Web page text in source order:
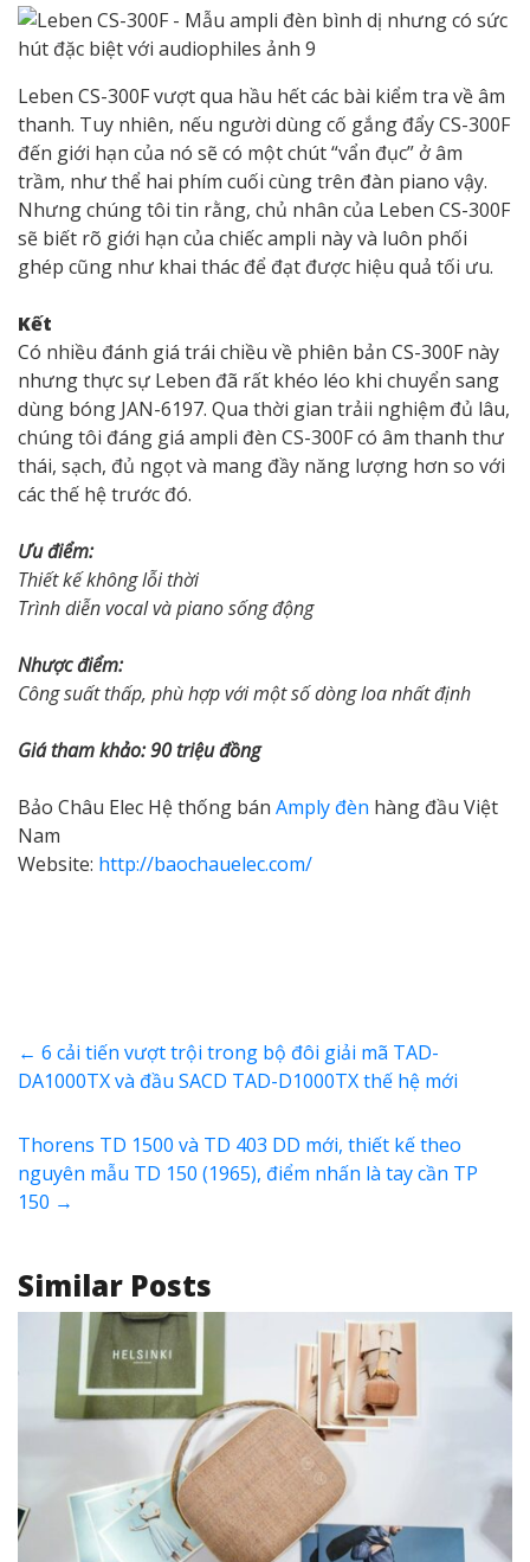
Leben CS-300F vượt qua hầu hết các bài kiểm tra về âm
thanh. Tuy nhiên, nếu người dùng cố gắng đẩy CS-300F
đến giới hạn của nó sẽ có một chút “vẩn đục” ở âm
trầm, như thể hai phím cuối cùng trên đàn piano vậy.
Nhưng chúng tôi tin rằng, chủ nhân của Leben CS-300F
sẽ biết rõ giới hạn của chiếc ampli này và luôn phối
ghép cũng như khai thác để đạt được hiệu quả tối ưu.
Kết
Có nhiều đánh giá trái chiều về phiên bản CS-300F này
nhưng thực sự Leben đã rất khéo léo khi chuyển sang
dùng bóng JAN-6197. Qua thời gian trảii nghiệm đủ lâu,
chúng tôi đáng giá ampli đèn CS-300F có âm thanh thư
thái, sạch, đủ ngọt và mang đầy năng lượng hơn so với
các thế hệ trước đó.
Ưu điểm:
Thiết kế không lỗi thời
Trình diễn vocal và piano sống động
Nhược điểm:
Công suất thấp, phù hợp với một số dòng loa nhất định
Giá tham khảo: 90 triệu đồng
Bảo Châu Elec Hệ thống bán Amply đèn hàng đầu Việt
Nam
Website: http://baochauelec.com/
← 6 cải tiến vượt trội trong bộ đôi giải mã TAD-
DA1000TX và đầu SACD TAD-D1000TX thế hệ mới
Thorens TD 1500 và TD 403 DD mới, thiết kế theo
nguyên mẫu TD 150 (1965), điểm nhấn là tay cần TP
150 →
Similar Posts